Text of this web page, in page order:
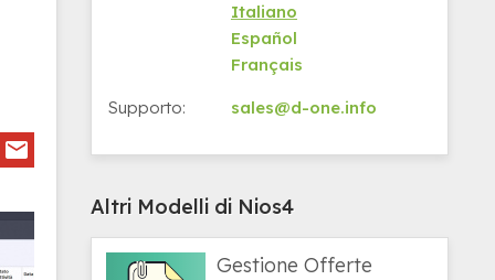
Italiano
Español
Français
Supporto: sales@d-one.info
Altri Modelli di Nios4
Gestione Offerte